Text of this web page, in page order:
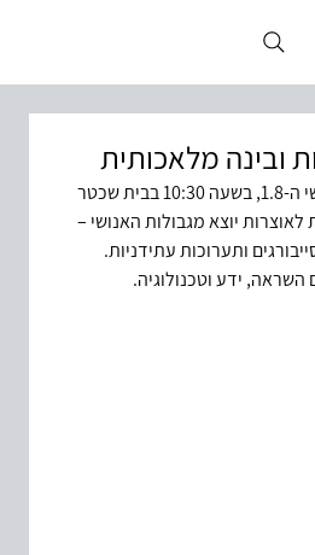
ובינה מלאכותית
שכטר
יוצא מגבולות האנושי –
ותערוכות עתידניות.
ידע וטכנולוגיה.